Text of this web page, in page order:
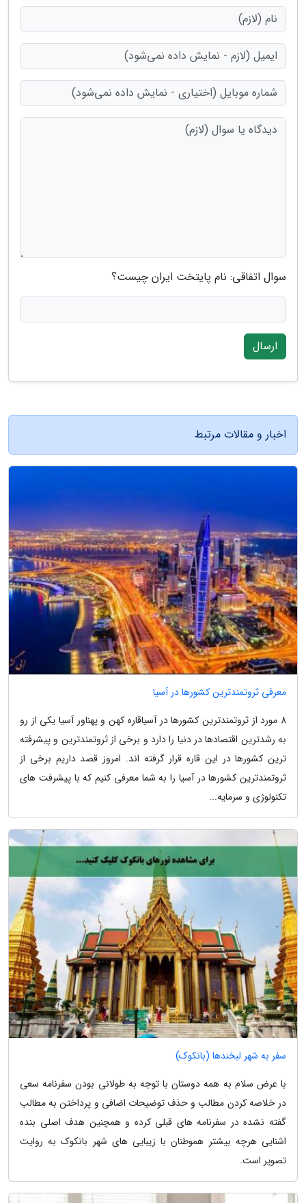
سوال اتفاقی: نام پایتخت ایران چیست؟
ارسال
اخبار و مقالات مرتبط
معرفی ثروتمندترین کشورها در آسیا
8 مورد از ثروتمندترین کشورها در آسیاقاره کهن و پهناور آسیا یکی از رو
به رشدترین اقتصادها در دنیا را دارد و برخی از ثروتمندترین و پیشرفته
ترین کشورها در این قاره قرار گرفته اند. امروز قصد داریم برخی از
ثروتمندترین کشورها در آسیا را به شما معرفی کنیم که با پیشرفت های
تکنولوژی و سرمایه...
سفر به شهر لبخندها (بانکوک)
با عرض سلام به همه دوستان با توجه به طولانی بودن سفرنامه سعی
در خلاصه کردن مطالب و حذف توضیحات اضافی و پرداختن به مطالب
گفته نشده در سفرنامه های قبلی کرده و همچنین هدف اصلی بنده
اشنایی هرچه بیشتر هموطنان با زیبایی های شهر بانکوک به روایت
تصویر است.